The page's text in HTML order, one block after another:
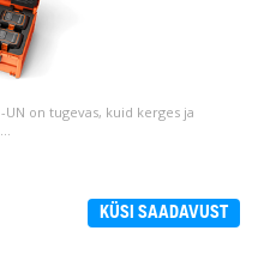
on tugevas, kuid kerges ja
KÜSI SAADAVUST